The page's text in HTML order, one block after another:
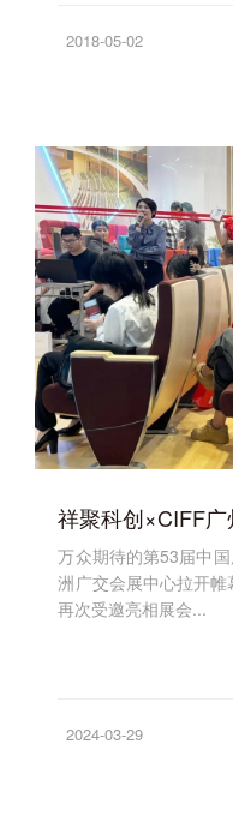
2018-05-02
万众期待的第53届中
洲广交会展中心拉开帷
再次受邀亮相展会...
2024-03-29